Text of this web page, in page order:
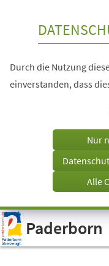
Visuelle
Assistenzsoftware
öffnen.
Durch die Nutzung
einverstanden, dass
Nur
Alle
Paderborn